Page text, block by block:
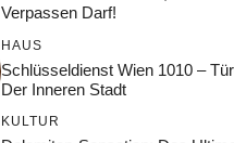
Verpassen Darf!
HAUS
Schlüsseldienst Wien 1010 –
Der Inneren Stadt
KULTUR